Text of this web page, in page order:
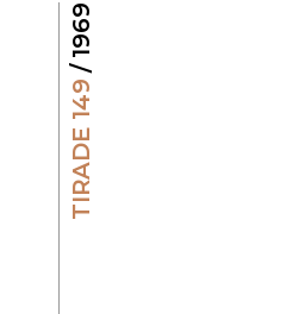
TIRADE 149
/ 1969